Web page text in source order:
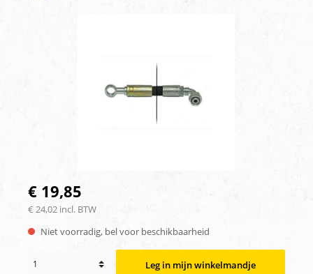
€ 19,85
€ 24,02 incl. BTW
Niet voorradig, bel voor beschikbaarheid
Leg in mijn winkelmandje